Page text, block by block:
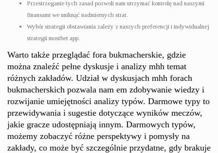
Przestrzeganie tych zasad pozwoli nam utrzymać kontrolę nad naszymi
finansami we uniknąć nadmiernych strat.
Wybór strategii obstawiania zależy z naszych preferencji i indywidualnej
strategii mostbet app.
Warto także przeglądać fora bukmacherskie, gdzie
można znaleźć pełne dyskusje i analizy mhh temat
różnych zakładów. Udział w dyskusjach mhh forach
bukmacherskich pozwala nam em zdobywanie wiedzy i
rozwijanie umiejętności analizy typów. Darmowe typy to
przewidywania i sugestie dotyczące wyników meczów,
jakie gracze udostępniają innym. Darmowych typów,
możemy zobaczyć różne perspektywy i pomysły na
zakłady, co może być szczególnie przydatne, gdy brakuje